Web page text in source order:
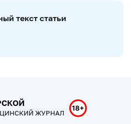
текст статьи
ЖУРНАЛ